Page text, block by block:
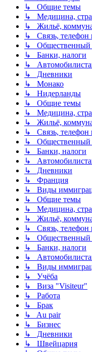
↳ Общие темы
↳ Медицина,
↳ Жильё,
↳ Связь, телефон
↳ Общественный
↳ Банки, налоги
↳
↳ Дневники
↳ Монако
↳ Нидерланды
↳ Общие темы
↳ Медицина,
↳ Жильё,
↳ Связь, телефон
↳ Общественный
↳ Банки, налоги
↳
↳ Дневники
↳ Франция
↳ Виды
↳ Общие темы
↳ Медицина,
↳ Жильё,
↳ Связь, телефон
↳ Общественный
↳ Банки, налоги
↳
↳ Виды
↳ Учёба
↳ Виза "Visiteur"
↳ Работа
↳ Брак
↳ Au pair
↳ Бизнес
↳ Дневники
↳ Швейцария